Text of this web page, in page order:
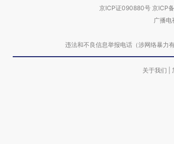
京ICP证090880号 京ICP
广播电
违法和不良信息举报电话（涉网络暴
关于我们